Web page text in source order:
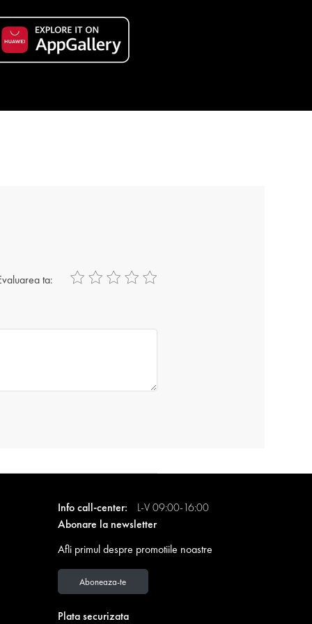
ta:
Info call-center:
L-V 09:00-16:00
Abonare la newsletter
Afli primul despre promotiile noastre
Aboneaza-te
Plata securizata